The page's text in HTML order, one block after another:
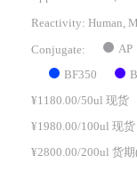
Reactivity: Human,
Conjugate: AP
BF350
¥1180.00/50ul 现货
¥1980.00/100ul 现货
¥2800.00/200ul 货